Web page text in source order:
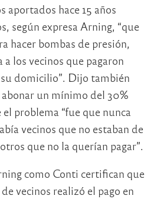
aportados hace 15 años
según expresa Arning, “que
hacer bombas de presión,
los vecinos que pagaron
domicilio”. Dijo también
un mínimo del 30%
problema “fue que nunca
vecinos que no estaban de
que no la querían pagar”.
como Conti certifican que
vecinos realizó el pago en